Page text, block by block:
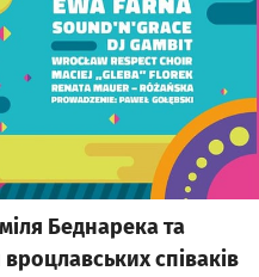
Беднарека та
співаків